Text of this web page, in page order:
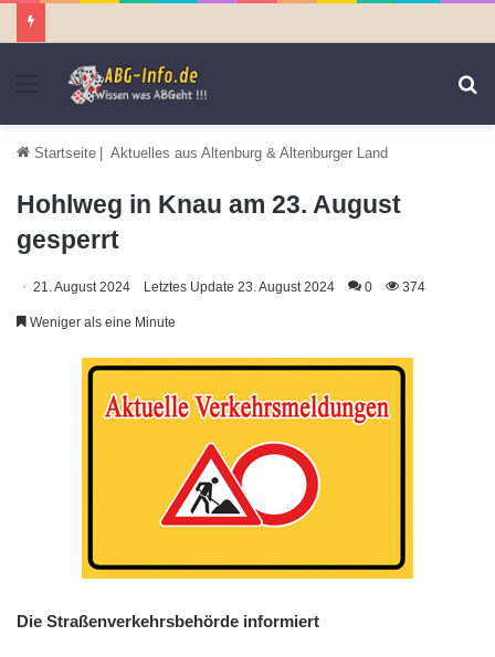
Menü
Startseite | Aktuelles aus Altenburg & Altenburger Land
Hohlweg in Knau am 23. August
gesperrt
21. August 2024 Letztes Update 23. August 2024 0 374
Weniger als eine Minute
Die Straßenverkehrsbehörde informiert